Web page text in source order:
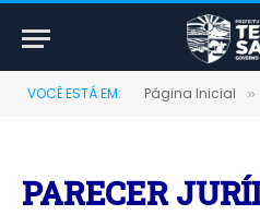
VOCÊ ESTÁ EM: Página Inicial »
PARECER